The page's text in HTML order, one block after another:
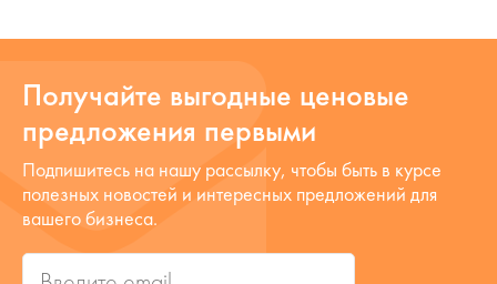
Получайте выгодные ценовые
предложения первыми
Подпишитесь на нашу рассылку, чтобы быть в курсе
полезных новостей и интересных предложений для
вашего бизнеса.